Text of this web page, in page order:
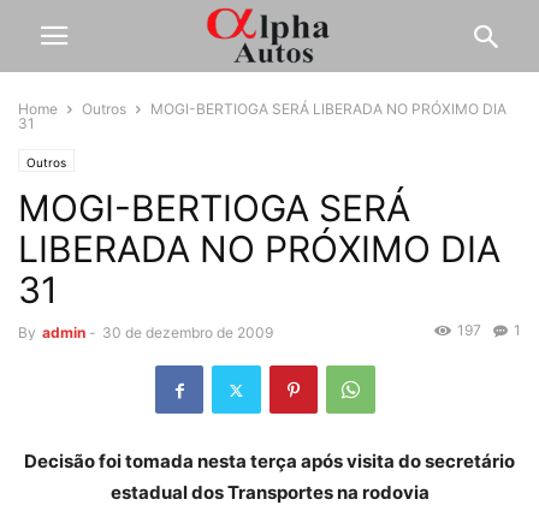
Home Outros
MOGI-BERTIOGA SERÁ LIBERADA NO PRÓXIMO DIA
31
Outros
MOGI-BERTIOGA SERÁ
LIBERADA NO PRÓXIMO DIA
31
By admin - 30 de dezembro de 2009 1
197
Decisão foi tomada nesta terça após visita do secretário
estadual dos Transportes na rodovia